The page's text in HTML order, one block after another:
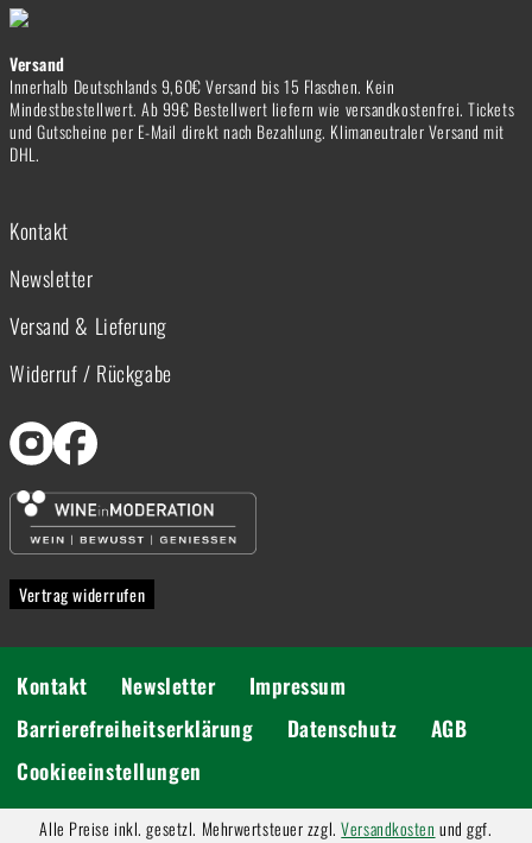
Versand
Innerhalb Deutschlands 9,60€ Versand bis 15 Flaschen. Kein
Mindestbestellwert. Ab 99€ Bestellwert liefern wie versandkostenfrei. Tickets
und Gutscheine per E-Mail direkt nach Bezahlung. Klimaneutraler Versand mit
DHL.
Kontakt
Newsletter
Versand & Lieferung
Widerruf / Rückgabe
Vertrag widerrufen
Kontakt Newsletter
Impressum
Barrierefreiheitserklärung
Datenschutz
AGB
Cookieeinstellungen
Alle Preise inkl. gesetzl. Mehrwertsteuer zzgl.Versandkosten und ggf.